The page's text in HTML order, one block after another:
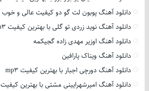
دانلود آهنگ پوبون لت گو دو کیفیت عالی و خوب mp3
دانلود آهنگ نوید زردی تو گلی با بهترین کیفیت mp3
دانلود آهنگ اوزیر مهدی زاده گجیکمه
دانلود آهنگ ویناک پارافین
دانلود آهنگ دورچی اجبار با بهترین کیفیت mp3
دانلود آهنگ امیرشهرایینی مشتی با بهترین کیفیت mp3